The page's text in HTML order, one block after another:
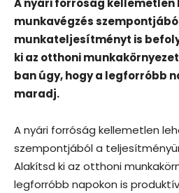
A nyári forróság kellemetlen
munkavégzés
munkateljesítményt is
ki az otthoni
ban úgy, hogy a legforróbb
maradj.
A nyári forróság kellemetlen
szempontjából a
Alakítsd ki az otthoni
legforróbb napokon is